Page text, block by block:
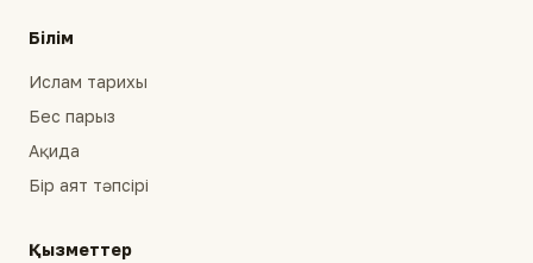
Білім
Ислам тарихы
Бес парыз
Ақида
Бір аят тәпсірі
Қызметтер